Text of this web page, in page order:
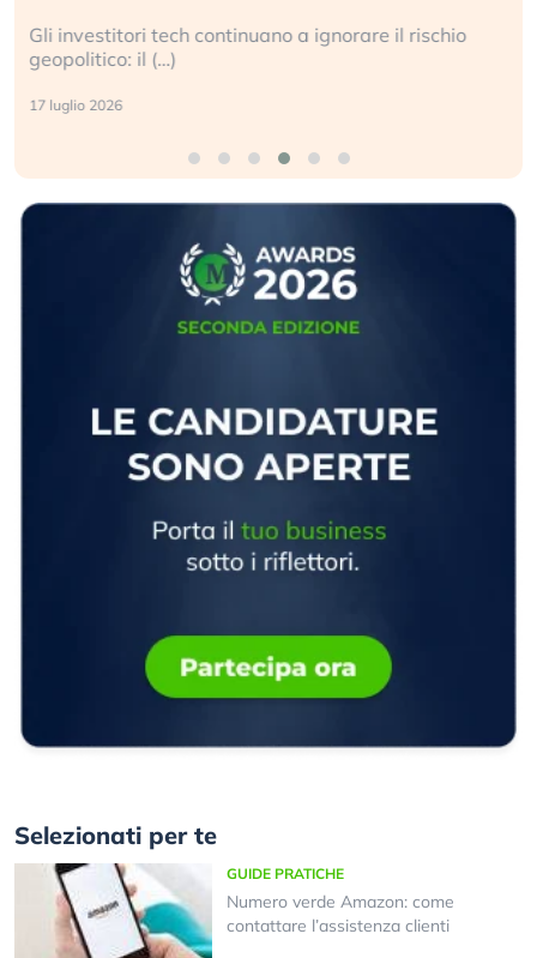
Gli investitori tech continuano a ignorare il rischio
geopolitico: il (…)
17 luglio 2026
Selezionati per te
GUIDE PRATICHE
Numero verde Amazon: come
contattare l’assistenza clienti